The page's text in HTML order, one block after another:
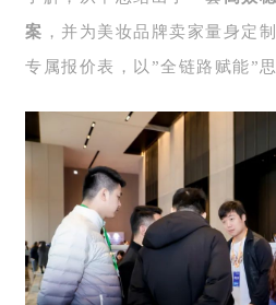
案 ，并为美妆品牌卖家量身定
专属报价表
，以”全链路赋能”